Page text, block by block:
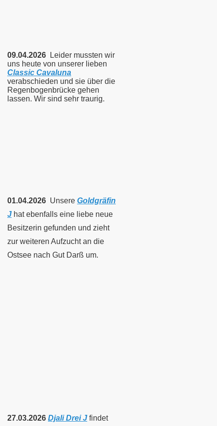
09.04.2026 Leider mussten wir
uns heute von unserer lieben
Classic Cavaluna
verabschieden und sie über die
Regenbogenbrücke gehen
lassen. Wir sind sehr traurig.
01.04.2026 Unsere Goldgräfin
J hat ebenfalls eine liebe neue
Besitzerin gefunden und zieht
zur weiteren Aufzucht an die
Ostsee nach Gut Darß um.
27.03.2026 Djali Drei J findet